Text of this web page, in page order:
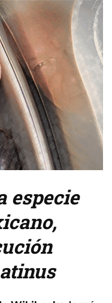
especie